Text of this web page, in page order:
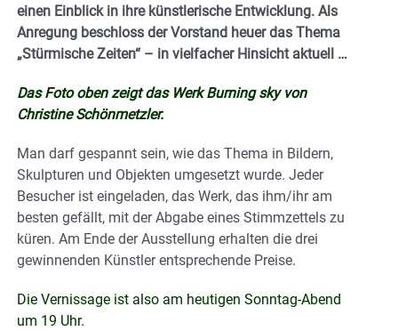
einen Einblick in ihre künstlerische Entwicklung. Als
Anregung beschloss der Vorstand heuer das Thema
„Stürmische Zeiten“ – in vielfacher Hinsicht aktuell …
Das Foto oben zeigt das Werk Burning sky von
Christine Schönmetzler.
Man darf gespannt sein, wie das Thema in Bildern,
Skulpturen und Objekten umgesetzt wurde. Jeder
Besucher ist eingeladen, das Werk, das ihm/ihr am
besten gefällt, mit der Abgabe eines Stimmzettels zu
küren. Am Ende der Ausstellung erhalten die drei
gewinnenden Künstler entsprechende Preise.
Die Vernissage ist also am heutigen Sonntag-Abend
um 19 Uhr.